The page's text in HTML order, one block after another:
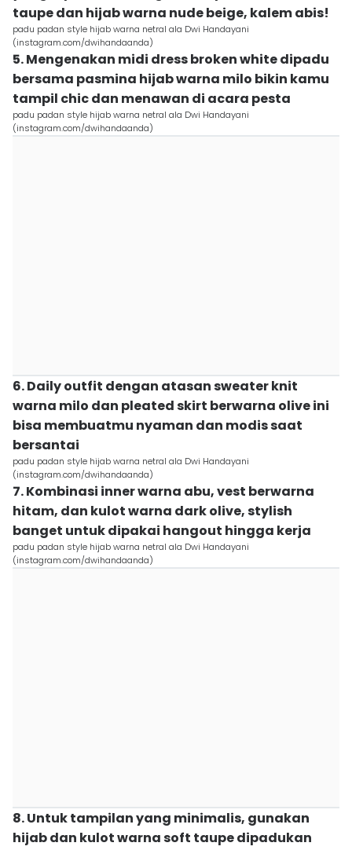
taupe dan hijab warna nude beige, kalem abis!
padu padan style hijab warna netral ala Dwi Handayani
(instagram.com/dwihandaanda)
5. Mengenakan midi dress broken white dipadu
bersama pasmina hijab warna milo bikin kamu
tampil chic dan menawan di acara pesta
padu padan style hijab warna netral ala Dwi Handayani
(instagram.com/dwihandaanda)
6. Daily outfit dengan atasan sweater knit
warna milo dan pleated skirt berwarna olive ini
bisa membuatmu nyaman dan modis saat
bersantai
padu padan style hijab warna netral ala Dwi Handayani
(instagram.com/dwihandaanda)
7. Kombinasi inner warna abu, vest berwarna
hitam, dan kulot warna dark olive, stylish
banget untuk dipakai hangout hingga kerja
padu padan style hijab warna netral ala Dwi Handayani
(instagram.com/dwihandaanda)
8. Untuk tampilan yang minimalis, gunakan
hijab dan kulot warna soft taupe dipadukan